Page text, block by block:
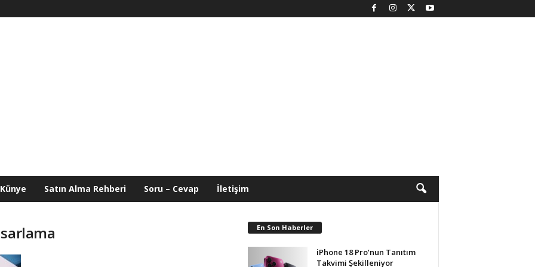
Künye Satın Alma Rehberi Soru – Cevap İletişim
En Son Haberler
iPhone 18 Pro’nun Tanıtım
Takvimi Şekilleniyor